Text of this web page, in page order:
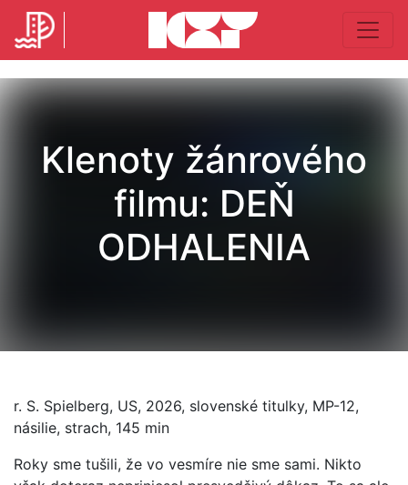
Klenoty žánrového
filmu: DEŇ
ODHALENIA
r. S. Spielberg, US, 2026, slovenské titulky, MP-12,
násilie, strach, 145 min
Roky sme tušili, že vo vesmíre nie sme sami. Nikto